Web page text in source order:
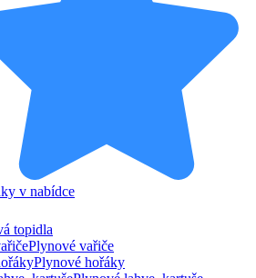
v nabídce
topidla
Plynové vařiče
Plynové hořáky